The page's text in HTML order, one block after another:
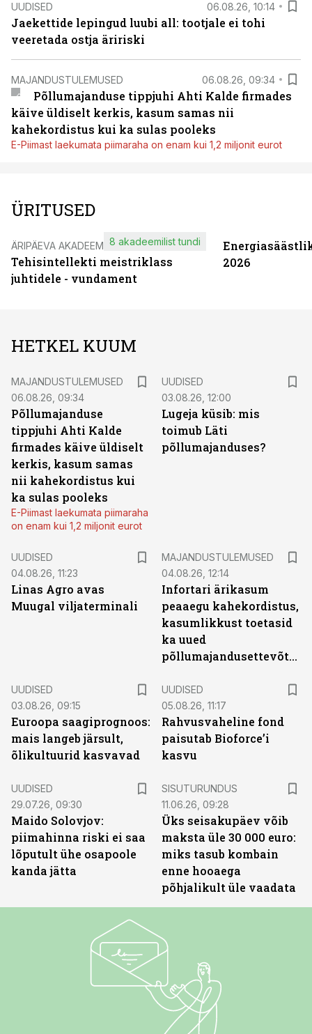
UUDISED 06.08.26, 10:14
Jaekettide lepingud luubi all: tootjale ei tohi
veeretada ostja äririski
MAJANDUSTULEMUSED 06.08.26, 09:34
Põllumajanduse tippjuhi Ahti Kalde firmades
käive üldiselt kerkis, kasum samas nii
kahekordistus kui ka sulas pooleks
E-Piimast laekumata piimaraha on enam kui 1,2 miljonit eurot
ÜRITUSED
ÄRIPÄEVA AKADEEMIA
Tehisintellekti meistriklass
juhtidele - vundament
8 akadeemilist tundi
2026
HETKEL KUUM
MAJANDUSTULEMUSED
06.08.26, 09:34
Põllumajanduse
tippjuhi Ahti Kalde
firmades käive üldiselt
kerkis, kasum samas
nii kahekordistus kui
ka sulas pooleks
E-Piimast laekumata piimaraha
on enam kui 1,2 miljonit eurot
UUDISED
03.08.26, 12:00
Lugeja küsib: mis
toimub Läti
põllumajanduses?
UUDISED
04.08.26, 11:23
Linas Agro avas
Muugal viljaterminali
MAJANDUSTULEMUSED
04.08.26, 12:14
Infortari ärikasum
peaaegu kahekordistus,
kasumlikkust toetasid
ka uued
põllumajandusettevõtted
UUDISED
03.08.26, 09:15
Euroopa saagiprognoos:
mais langeb järsult,
õlikultuurid kasvavad
UUDISED
05.08.26, 11:17
Rahvusvaheline fond
paisutab Bioforce’i
kasvu
UUDISED
29.07.26, 09:30
Maido Solovjov:
piimahinna riski ei saa
lõputult ühe osapoole
kanda jätta
SISUTURUNDUS
11.06.26, 09:28
Üks seisakupäev võib
maksta üle 30 000 euro:
miks tasub kombain
enne hooaega
põhjalikult üle vaadata